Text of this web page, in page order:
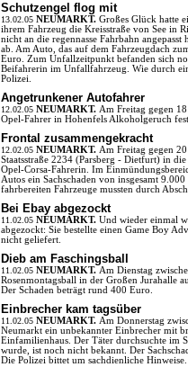
Schutzengel flog mit
13.02.05 NEUMARKT. Großes Glück hatte
ihrem Fahrzeug die Kreisstraße von See in
nicht an die regennasse Fahrbahn
ab. Am Auto, das auf dem Fahrzeugdach
Euro. Zum Unfallzeitpunkt befanden sich
Beifahrerin im Unfallfahrzeug. Wie durch
Polizei.
Angetrunkener Autofahrer
12.02.05 NEUMARKT. Am Freitag gegen
Opel-Fahrer in Hohenfels Alkoholgeruch
Frontal zusammengekracht
12.02.05 NEUMARKT. Am Freitag gegen
Staatsstraße 2234 (Parsberg - Dietfurt) in
Opel-Corsa-Fahrerin. Im
Autos ein Sachschaden von insgesamt
fahrbereiten Fahrzeuge mussten durch
Bei Ebay abgezockt
11.02.05 NEUMARKT. Und wieder einmal
abgezockt: Sie bestellte einen Game Boy
nicht geliefert.
Dieb am Faschingsball
11.02.05 NEUMARKT. Am Dienstag
Rosenmontagsball in der Großen Jurahalle
Der Schaden beträgt rund 400 Euro.
Einbrecher kam tagsüber
11.02.05 NEUMARKT. Am Donnerstag
Neumarkt ein unbekannter Einbrecher mit
Einfamilienhaus. Der Täter durchsuchte im
wurde, ist noch nicht bekannt. Der
Die Polizei bittet um sachdienliche Hinweise.